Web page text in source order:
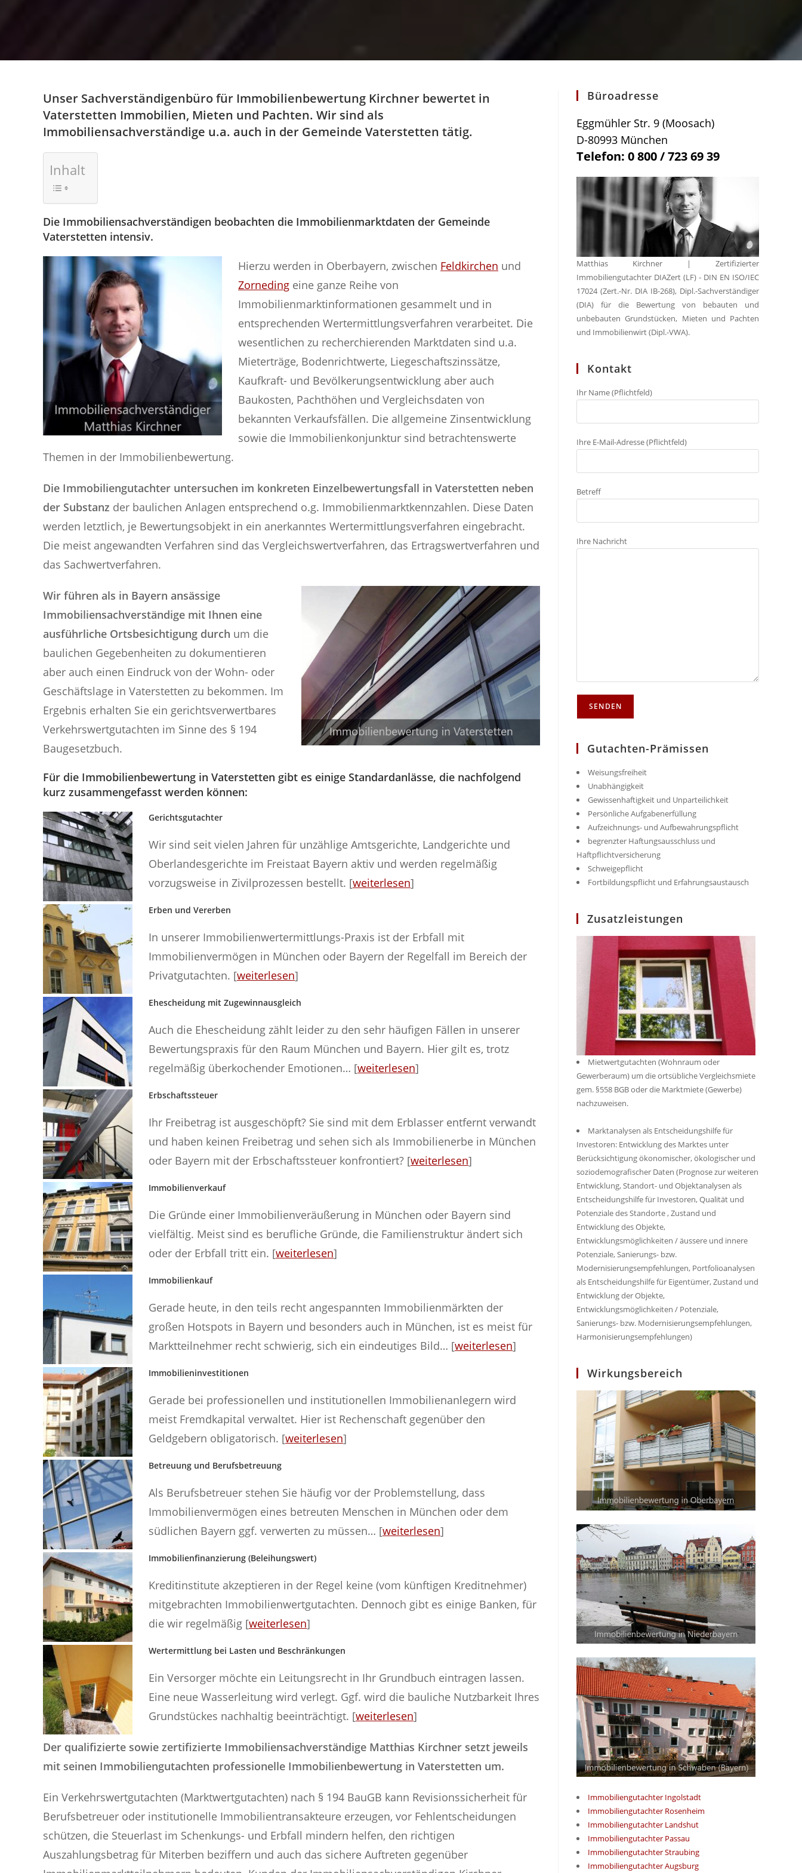
Unser Sachverständigenbüro für Immobilienbewertung Kirchner bewertet in
Vaterstetten Immobilien, Mieten und Pachten. Wir sind als
Immobiliensachverständige u.a. auch in der Gemeinde Vaterstetten tätig.
Inhalt
Die Immobiliensachverständigen beobachten die Immobilienmarktdaten der Gemeinde
Vaterstetten intensiv.
Hierzu werden in Oberbayern, zwischen Feldkirchen und
Zorneding eine ganze Reihe von
Immobilienmarktinformationen gesammelt und in
entsprechenden Wertermittlungsverfahren verarbeitet. Die
wesentlichen zu recherchierenden Marktdaten sind u.a.
Mieterträge, Bodenrichtwerte, Liegeschaftszinssätze,
Kaufkraft- und Bevölkerungsentwicklung aber auch
Baukosten, Pachthöhen und Vergleichsdaten von
bekannten Verkaufsfällen. Die allgemeine Zinsentwicklung
sowie die Immobilienkonjunktur sind betrachtenswerte
Themen in der Immobilienbewertung.
Die Immobiliengutachter untersuchen im konkreten Einzelbewertungsfall in Vaterstetten neben
der Substanz der baulichen Anlagen entsprechend o.g. Immobilienmarktkennzahlen. Diese Daten
werden letztlich, je Bewertungsobjekt in ein anerkanntes Wertermittlungsverfahren eingebracht.
Die meist angewandten Verfahren sind das Vergleichswertverfahren, das Ertragswertverfahren und
das Sachwertverfahren.
Wir führen als in Bayern ansässige
Immobiliensachverständige mit Ihnen eine
ausführliche Ortsbesichtigung durch um die
baulichen Gegebenheiten zu dokumentieren
aber auch einen Eindruck von der Wohn- oder
Geschäftslage in Vaterstetten zu bekommen. Im
Ergebnis erhalten Sie ein gerichtsverwertbares
Verkehrswertgutachten im Sinne des § 194
Baugesetzbuch.
Für die Immobilienbewertung in Vaterstetten gibt es einige Standardanlässe, die nachfolgend
kurz zusammengefasst werden können:
Gerichtsgutachter
Wir sind seit vielen Jahren für unzählige Amtsgerichte, Landgerichte und
Oberlandesgerichte im Freistaat Bayern aktiv und werden regelmäßig
vorzugsweise in Zivilprozessen bestellt. [weiterlesen]
Erben und Vererben
In unserer Immobilienwertermittlungs-Praxis ist der Erbfall mit
Immobilienvermögen in München oder Bayern der Regelfall im Bereich der
Privatgutachten. [weiterlesen]
Ehescheidung mit Zugewinnausgleich
Auch die Ehescheidung zählt leider zu den sehr häufigen Fällen in unserer
Bewertungspraxis für den Raum München und Bayern. Hier gilt es, trotz
regelmäßig überkochender Emotionen… [weiterlesen]
Erbschaftssteuer
Ihr Freibetrag ist ausgeschöpft? Sie sind mit dem Erblasser entfernt verwandt
und haben keinen Freibetrag und sehen sich als Immobilienerbe in München
oder Bayern mit der Erbschaftssteuer konfrontiert? [weiterlesen]
Immobilienverkauf
Die Gründe einer Immobilienveräußerung in München oder Bayern sind
vielfältig. Meist sind es berufliche Gründe, die Familienstruktur ändert sich
oder der Erbfall tritt ein. [weiterlesen]
Immobilienkauf
Gerade heute, in den teils recht angespannten Immobilienmärkten der
großen Hotspots in Bayern und besonders auch in München, ist es meist für
Marktteilnehmer recht schwierig, sich ein eindeutiges Bild… [weiterlesen]
Immobilieninvestitionen
Gerade bei professionellen und institutionellen Immobilienanlegern wird
meist Fremdkapital verwaltet. Hier ist Rechenschaft gegenüber den
Geldgebern obligatorisch. [weiterlesen]
Betreuung und Berufsbetreuung
Als Berufsbetreuer stehen Sie häufig vor der Problemstellung, dass
Immobilienvermögen eines betreuten Menschen in München oder dem
südlichen Bayern ggf. verwerten zu müssen… [weiterlesen]
Immobilienfinanzierung (Beleihungswert)
Kreditinstitute akzeptieren in der Regel keine (vom künftigen Kreditnehmer)
mitgebrachten Immobilienwertgutachten. Dennoch gibt es einige Banken, für
die wir regelmäßig [weiterlesen]
Wertermittlung bei Lasten und Beschränkungen
Ein Versorger möchte ein Leitungsrecht in Ihr Grundbuch eintragen lassen.
Eine neue Wasserleitung wird verlegt. Ggf. wird die bauliche Nutzbarkeit Ihres
Grundstückes nachhaltig beeinträchtigt. [weiterlesen]
Der qualifizierte sowie zertifizierte Immobiliensachverständige Matthias Kirchner setzt jeweils
mit seinen Immobiliengutachten professionelle Immobilienbewertung in Vaterstetten um.
Ein Verkehrswertgutachten (Marktwertgutachten) nach § 194 BauGB kann Revisionssicherheit für
Berufsbetreuer oder institutionelle Immobilientransakteure erzeugen, vor Fehlentscheidungen
schützen, die Steuerlast im Schenkungs- und Erbfall mindern helfen, den richtigen
Auszahlungsbetrag für Miterben beziffern und auch das sichere Auftreten gegenüber
Büroadresse
Eggmühler Str. 9 (Moosach)
D-80993 München
Telefon: 0 800 / 723 69 39
Matthias Kirchner | Zertifizierter
Immobiliengutachter DIAZert (LF) - DIN EN ISO/IEC
17024 (Zert.-Nr. DIA IB-268), Dipl.-Sachverständiger
(DIA) für die Bewertung von bebauten und
unbebauten Grundstücken, Mieten und Pachten
und Immobilienwirt (Dipl.-VWA).
Kontakt
Ihr Name (Pflichtfeld)
Ihre E-Mail-Adresse (Pflichtfeld)
Betreff
Ihre Nachricht
Gutachten-Prämissen
Weisungsfreiheit
Unabhängigkeit
Gewissenhaftigkeit und Unparteilichkeit
Persönliche Aufgabenerfüllung
Aufzeichnungs- und Aufbewahrungspflicht
begrenzter Haftungsausschluss und
Haftpflichtversicherung
Schweigepflicht
Fortbildungspflicht und Erfahrungsaustausch
Zusatzleistungen
Mietwertgutachten (Wohnraum oder
Gewerberaum) um die ortsübliche Vergleichsmiete
gem. §558 BGB oder die Marktmiete (Gewerbe)
nachzuweisen.
Marktanalysen als Entscheidungshilfe für
Investoren: Entwicklung des Marktes unter
Berücksichtigung ökonomischer, ökologischer und
soziodemografischer Daten (Prognose zur weiteren
Entwicklung, Standort- und Objektanalysen als
Entscheidungshilfe für Investoren, Qualität und
Potenziale des Standorte , Zustand und
Entwicklung des Objekte,
Entwicklungsmöglichkeiten / äussere und innere
Potenziale, Sanierungs- bzw.
Modernisierungsempfehlungen, Portfolioanalysen
als Entscheidungshilfe für Eigentümer, Zustand und
Entwicklung der Objekte,
Entwicklungsmöglichkeiten / Potenziale,
Sanierungs- bzw. Modernisierungsempfehlungen,
Harmonisierungsempfehlungen)
Wirkungsbereich
Immobiliengutachter Ingolstadt
Immobiliengutachter Rosenheim
Immobiliengutachter Landshut
Immobiliengutachter Passau
Immobiliengutachter Straubing
Immobiliengutachter Augsburg